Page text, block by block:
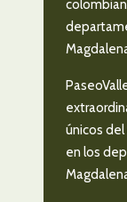
únicos
en los